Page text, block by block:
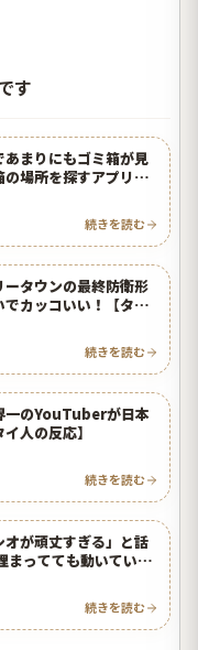
す
まりにもゴミ箱が見
場所を探すアプリが
続きを読む
タウンの最終防衛形
カッコいい！【タイ
続きを読む
一のYouTuberが日本
人の反応】
続きを読む
が頑丈すぎる」と話
まってても動いていて
続きを読む